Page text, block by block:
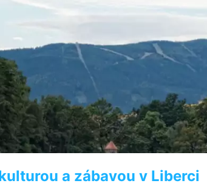
a zábavou v Liberci